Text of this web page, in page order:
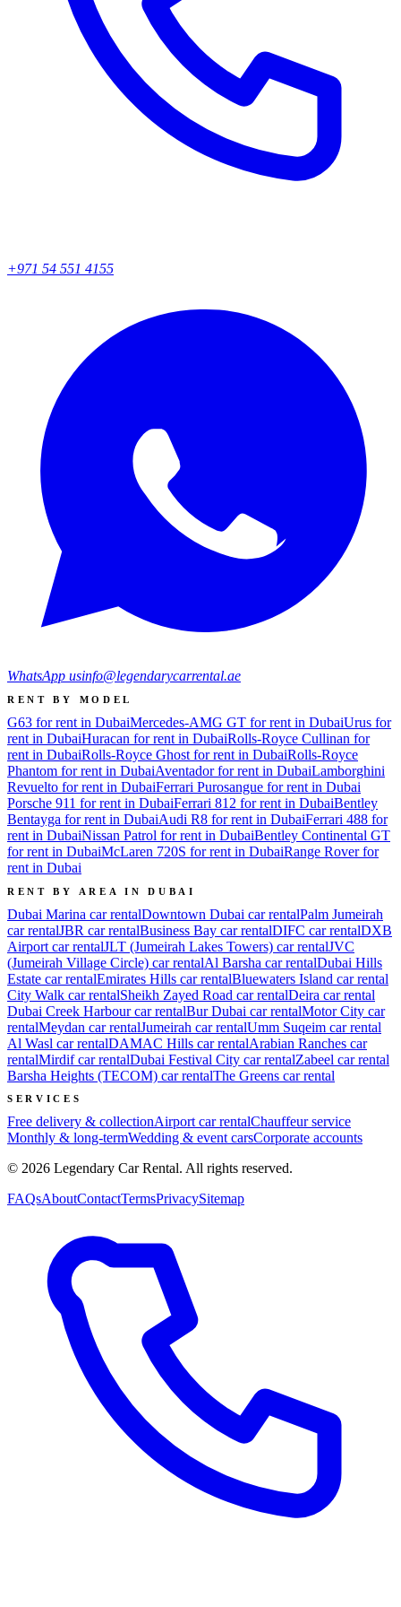
+971 54 551 4155
WhatsApp usinfo@legendarycarrental.ae
RENT BY MODEL
G63 for rent in DubaiMercedes-AMG GT for rent in DubaiUrus for
rent in DubaiHuracan for rent in DubaiRolls-Royce Cullinan for
rent in DubaiRolls-Royce Ghost for rent in DubaiRolls-Royce
Phantom for rent in DubaiAventador for rent in DubaiLamborghini
Revuelto for rent in DubaiFerrari Purosangue for rent in Dubai
Porsche 911 for rent in DubaiFerrari 812 for rent in DubaiBentley
Bentayga for rent in DubaiAudi R8 for rent in DubaiFerrari 488 for
rent in DubaiNissan Patrol for rent in DubaiBentley Continental GT
for rent in DubaiMcLaren 720S for rent in DubaiRange Rover for
rent in Dubai
RENT BY AREA IN DUBAI
Dubai Marina car rentalDowntown Dubai car rentalPalm Jumeirah
car rentalJBR car rentalBusiness Bay car rentalDIFC car rentalDXB
Airport car rentalJLT (Jumeirah Lakes Towers) car rentalJVC
(Jumeirah Village Circle) car rentalAl Barsha car rentalDubai Hills
Estate car rentalEmirates Hills car rentalBluewaters Island car rental
City Walk car rentalSheikh Zayed Road car rentalDeira car rental
Dubai Creek Harbourcar rentalBur Dubai car rentalMotor City car
rentalMeydan car rentalJumeirah car rentalUmm Suqeim car rental
Al Wasl car rentalDAMAC Hills car rentalArabian Ranches car
rentalMirdifcar rentalDubai Festival City car rentalZabeel car rental
Barsha Heights (TECOM) car rentalThe Greens car rental
SERVICES
Free delivery & collectionAirport car rentalChauffeur service
Monthly & long-termWedding & event carsCorporate accounts
© 2026 Legendary Car Rental. All rights reserved.
FAQsAboutContactTermsPrivacySitemap